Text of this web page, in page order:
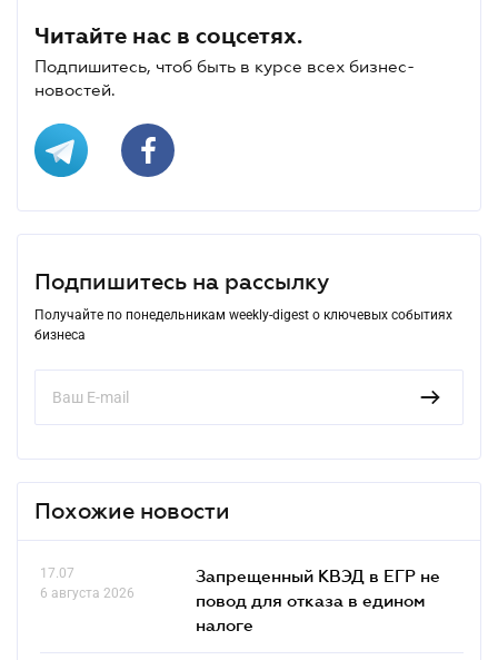
Читайте нас в соцсетях.
Подпишитесь, чтоб быть в курсе всех бизнес-
новостей.
Подпишитесь на рассылку
Получайте по понедельникам weekly-digest о ключевых событиях
бизнеса
Похожие новости
17.07
6 августа 2026
Запрещенный КВЭД в ЕГР не
повод для отказа в едином
налоге